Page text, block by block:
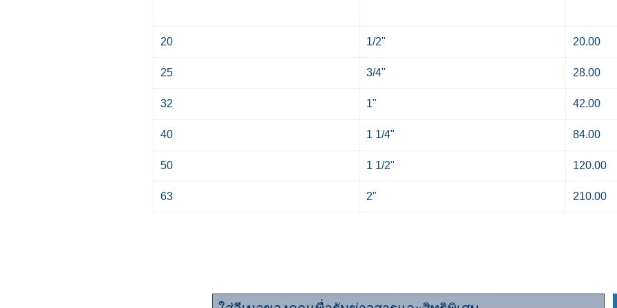
20 1/2" 20.00
25 3/4" 28.00
32 1" 42.00
40 1 1/4" 84.00
50 1 1/2" 120.00
63 2" 210.00